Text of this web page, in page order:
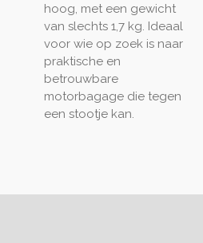
hoog, met een gewicht
van slechts 1,7 kg. Ideaal
voor wie op zoek is naar
praktische en
betrouwbare
motorbagage die tegen
een stootje kan.